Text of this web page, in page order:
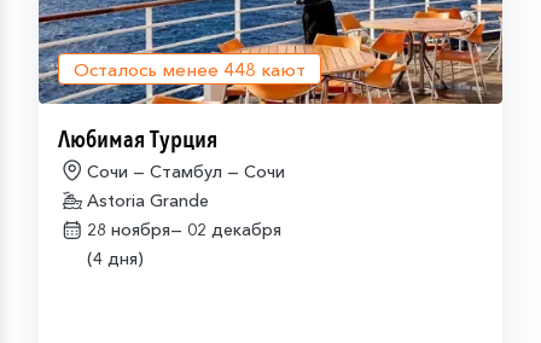
Осталось менее 448 кают
Любимая Турция
Сочи — Стамбул — Сочи
Astoria Grande
28 ноября— 02 декабря
(4 дня)